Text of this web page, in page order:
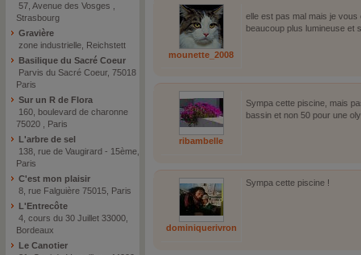
57, Avenue des Vosges ,
Strasbourg
Gravière
zone industrielle, Reichstett
Basilique du Sacré Coeur
Parvis du Sacré Coeur, 75018
Paris
Sur un R de Flora
160, boulevard de charonne
75020 , Paris
L'arbre de sel
138, rue de Vaugirard - 15ème,
Paris
C'est mon plaisir
8, rue Falguière 75015, Paris
L'Entrecôte
4, cours du 30 Juillet 33000,
Bordeaux
Le Canotier
mounette_2008
elle est pas mal mais je vous
beaucoup plus lumineuse et
ribambelle
Sympa cette piscine, mais
bassin et non 50 pour une
dominiquerivron
Sympa cette piscine !